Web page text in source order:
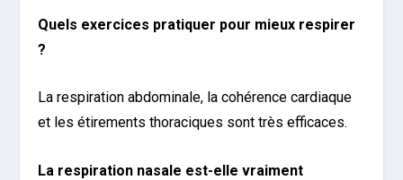
Quels exercices pratiquer pour mieux respirer
?
La respiration abdominale, la cohérence cardiaque
et les étirements thoraciques sont très efficaces.
La respiration nasale est-elle vraiment